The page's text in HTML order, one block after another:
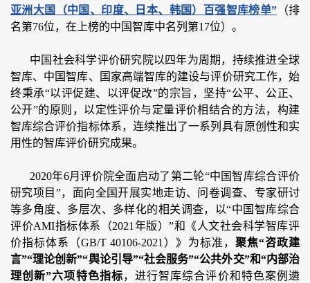
亚洲大国（中国、印度、日本、韩国）百强智库榜单” （排
名第76位，在上榜的中国智库中名列第17位）。
中国社会科学评价研究院以四年为周期，持续推进全球
智库、中国智库、国家高端智库的建设与评价研究工作，始
终秉承“以评促建、以评促改”的宗旨，坚持“公平、公正、
公开”的原则，以定性评价与定量评价相结合的方法，构建
智库综合评价指标体系，连续推出了一系列具有原创性和实
用性的智库评价研究成果。
2020年6月评价院全面启动了第二轮“中国智库综合评价
研究项目”，面向全国开展实地走访、问卷调查、专家研讨
等多角度、多层次、多样化的相关调查，以“中国智库综合
评价AMI指标体系（2021年版）”和《人文社会科学智库评
价指标体系（GB/T 40106-2021）》为标准， 聚焦“咨政建
言”“理论创新”“舆论引导”“社会服务”“公共外交”和“内部治
理创新”六项特色指标，进行智库综合评价和特色案例遴